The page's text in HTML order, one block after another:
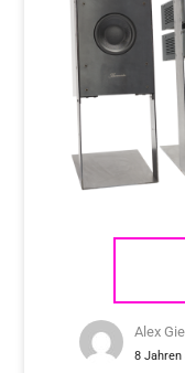
Alex
8 Jahren